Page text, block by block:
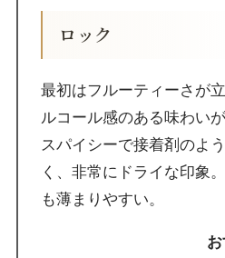
ロック
最初はフルーティーさが
ルコール感のある味わい
スパイシーで接着剤のよ
く、非常にドライな印象
も薄まりやすい。